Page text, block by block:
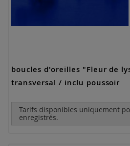
boucles d'oreilles "Fleur de
transversal / inclu poussoir
Tarifs disponibles uniquement
enregistrés.